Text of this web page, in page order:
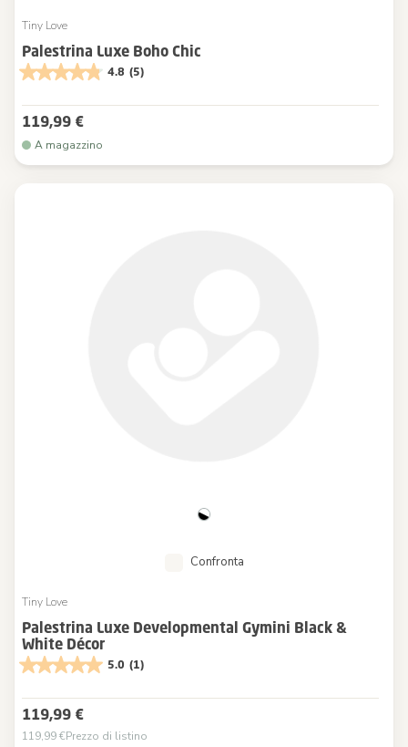
Tiny Love
Palestrina Luxe Boho Chic
4.8 (5)
119,99 €
A magazzino
Confronta
Tiny Love
Palestrina Luxe Developmental Gymini Black &
White Décor
5.0 (1)
119,99 €
119,99 €Prezzo di listino